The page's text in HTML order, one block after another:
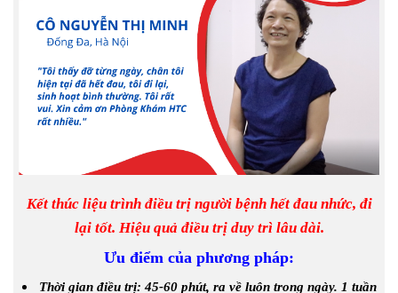
Kết thúc liệu trình điều trị người bệnh hết đau nhức, đi
lại tốt. Hiệu quả điều trị duy trì lâu dài.
Ưu điểm của phương pháp:
Thời gian điều trị: 45-60 phút, ra về luôn trong ngày. 1 tuần